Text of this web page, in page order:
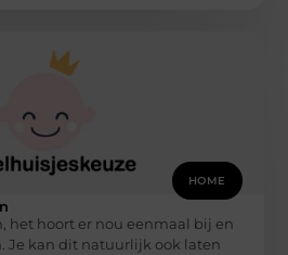
HOME
het hoort er nou eenmaal bij en
Je kan dit natuurlijk ook laten